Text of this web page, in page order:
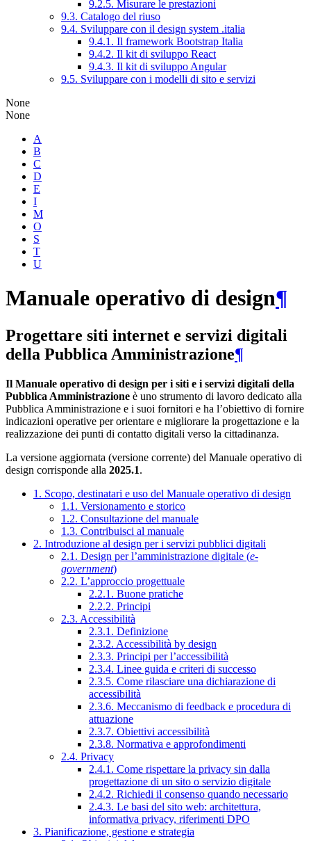
9.2.5. Misurare le prestazioni
9.3. Catalogo del riuso
9.4. Sviluppare con il design system .italia
9.4.1. Il framework Bootstrap Italia
9.4.2. Il kit di sviluppo React
9.4.3. Il kit di sviluppo Angular
9.5. Sviluppare con i modelli di sito e servizi
None
None
A
B
C
D
E
I
M
O
S
T
U
Manuale operativo di design¶
Progettare siti internet e servizi digitali
della Pubblica Amministrazione¶
Il Manuale operativo di design per i siti e i servizi digitali della
Pubblica Amministrazione è uno strumento di lavoro dedicato alla
Pubblica Amministrazione e i suoi fornitori e ha l’obiettivo di fornire
indicazioni operative per orientare e migliorare la progettazione e la
realizzazione dei punti di contatto digitali verso la cittadinanza.
La versione aggiornata (versione corrente) del Manuale operativo di
design corrisponde alla 2025.1.
1. Scopo, destinatari e uso del Manuale operativo di design
1.1. Versionamento e storico
1.2. Consultazione del manuale
1.3. Contribuisci al manuale
2. Introduzione al design per i servizi pubblici digitali
2.1. Design per l’amministrazione digitale (e-
government)
2.2. L’approccio progettuale
2.2.1. Buone pratiche
2.2.2. Principi
2.3. Accessibilità
2.3.1. Definizione
2.3.2. Accessibilità by design
2.3.3. Principi per l’accessibilità
2.3.4. Linee guida e criteri di successo
2.3.5. Come rilasciare una dichiarazione di
accessibilità
2.3.6. Meccanismo di feedback e procedura di
attuazione
2.3.7. Obiettivi accessibilità
2.3.8. Normativa e approfondimenti
2.4. Privacy
2.4.1. Come rispettare la privacy sin dalla
progettazione di un sito o servizio digitale
2.4.2. Richiedi il consenso quando necessario
2.4.3. Le basi del sito web: architettura,
informativa privacy, riferimenti DPO
3. Pianificazione, gestione e strategia